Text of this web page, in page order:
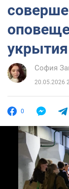
укрытия
София
20.05.2026
0